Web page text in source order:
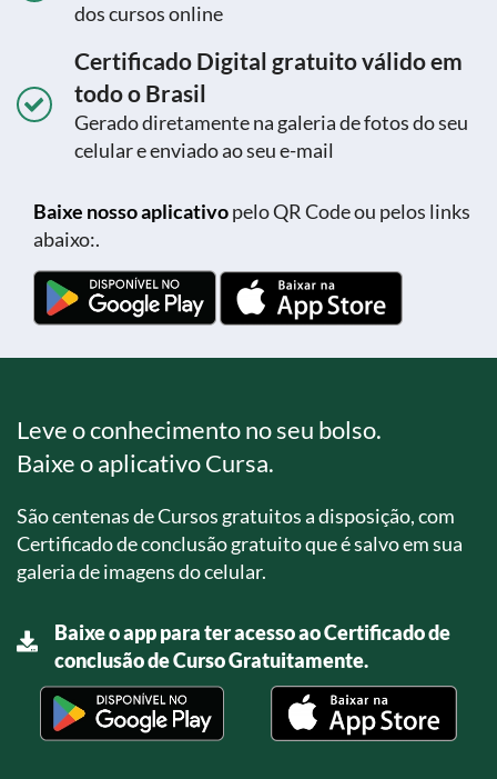
dos cursos online
Certificado Digital gratuito válido em
todo o Brasil
Gerado diretamente na galeria de fotos do seu
celular e enviado ao seu e-mail
Baixe nosso aplicativopelo QR Code ou pelos links
abaixo:.
Leve o conhecimento no seu bolso.
Baixe o aplicativo Cursa.
São centenas de Cursos gratuitos a disposição, com
Certificado de conclusão gratuito que é salvo em sua
galeria de imagens do celular.
Baixe o app para ter acesso ao Certificado de
conclusão de Curso Gratuitamente.